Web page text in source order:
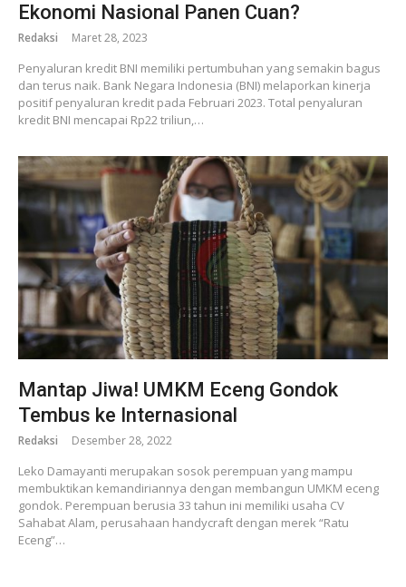
Ekonomi Nasional Panen Cuan?
Redaksi Maret 28, 2023
Penyaluran kredit BNI memiliki pertumbuhan yang semakin bagus
dan terus naik. Bank Negara Indonesia (BNI) melaporkan kinerja
positif penyaluran kredit pada Februari 2023. Total penyaluran
kredit BNI mencapai Rp22 triliun,…
Mantap Jiwa! UMKM Eceng Gondok
Tembus ke Internasional
Redaksi Desember 28, 2022
Leko Damayanti merupakan sosok perempuan yang mampu
membuktikan kemandiriannya dengan membangun UMKM eceng
gondok. Perempuan berusia 33 tahun ini memiliki usaha CV
Sahabat Alam, perusahaan handycraft dengan merek “Ratu
Eceng”…